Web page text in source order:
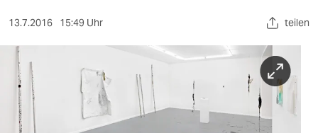
sport
berlin
13.7.2016 15:49 Uhr teilen